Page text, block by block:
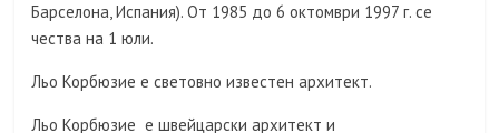
Барселона, Испания). От 1985 до 6 октомври 1997 г. се
чества на 1 юли.
Льо Корбюзие е световно известен архитект.
Льо Корбюзие е швейцарски архитект и